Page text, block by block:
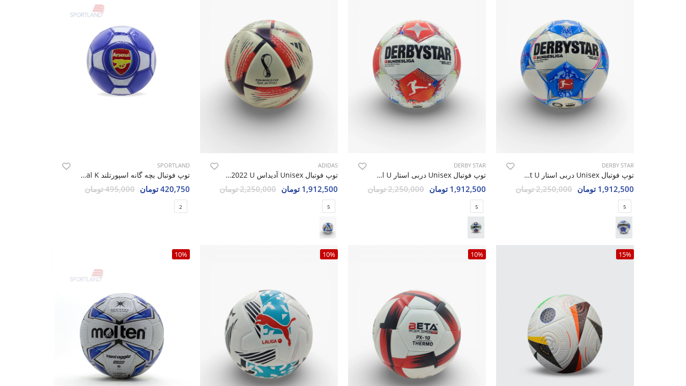
DERBY STAR
توپ فوتبال Unisex دربی استار Derby Star Select U
1,912,500 تومان 2,250,000 تومان
5
DERBY STAR
توپ فوتبال Unisex دربی استار Derby Star Official U
1,912,500 تومان 2,250,000 تومان
5
ADIDAS
توپ فوتبال Unisex آدیداس Adidas Qatar 2022 U
1,912,500 تومان 2,250,000 تومان
5
SPORTLAND
توپ فوتبال بچه گانه اسپورتلند Mini Arsenal K
420,750 تومان 495,000 تومان
2
15%
10%
10%
10%